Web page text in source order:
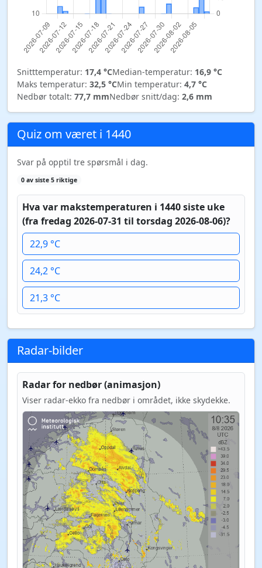
Snitttemperatur: 17,4 °CMedian-temperatur: 16,9 °C
Maks temperatur: 32,5 °CMin temperatur: 4,7 °C
Nedbør totalt: 77,7 mmNedbør snitt/dag: 2,6 mm
Quiz om været i 1440
Svar på opptil tre spørsmål i dag.
0 av siste 5 riktige
Hva var makstemperaturen i 1440 siste uke
(fra fredag 2026-07-31 til torsdag 2026-08-06)?
22,9 °C
24,2 °C
21,3 °C
Radar-bilder
Radar for nedbør (animasjon)
Viser radar-ekko fra nedbør i området, ikke skydekke.